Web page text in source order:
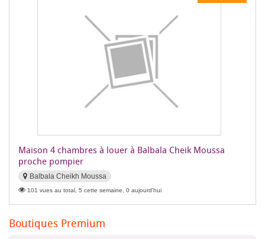
Maison 4 chambres à louer à Balbala Cheik Moussa
proche pompier
Balbala Cheikh Moussa
101 vues au total, 5 cette semaine, 0 aujourd'hui
Boutiques Premium